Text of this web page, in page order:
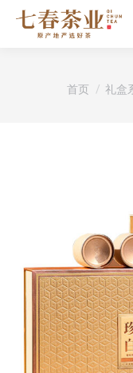
您在这里：
首页 礼盒